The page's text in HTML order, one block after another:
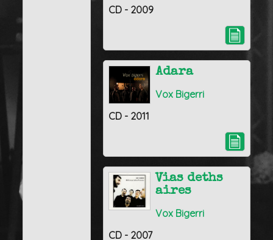
CD - 2009
Adara
Vox Bigerri
CD - 2011
Vias deths
aires
Vox Bigerri
CD - 2007